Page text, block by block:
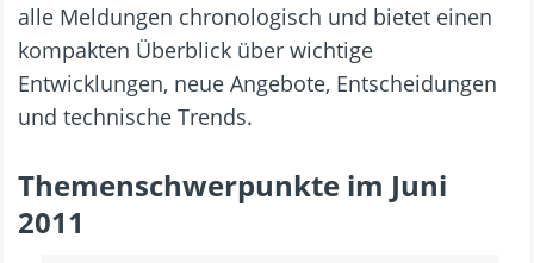
alle Meldungen chronologisch und bietet einen
kompakten Überblick über wichtige
Entwicklungen, neue Angebote, Entscheidungen
und technische Trends.
Themenschwerpunkte im Juni
2011